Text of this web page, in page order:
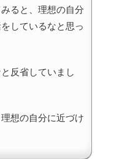
ると、理想の自分
しているなと思っ
反省していまし
想の自分に近づけ